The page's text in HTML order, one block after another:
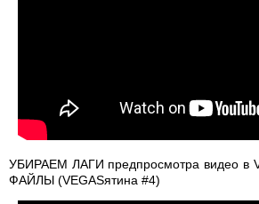
УБИРАЕМ ЛАГИ предпросмотра видео в
ФАЙЛЫ (VEGASятина #4)